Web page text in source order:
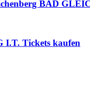
BAD
I.T. Tickets kaufen